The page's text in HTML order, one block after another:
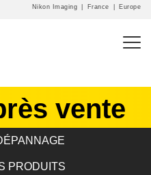
Nikon Imaging | France | Europe
vente
PRODUITS